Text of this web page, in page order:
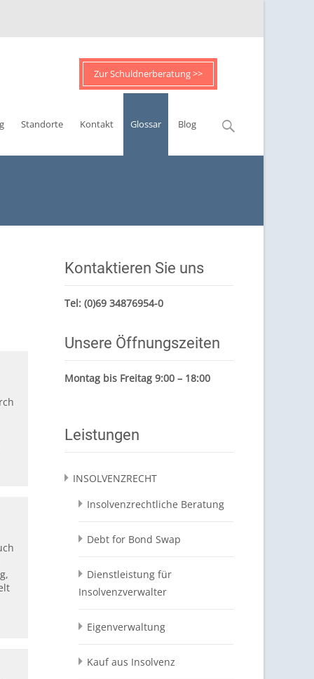
Standorte Kontakt
Zur Schuldnerberatung >>
Glossar Blog
Suchen
nach:
Kontaktieren Sie uns
Tel: (0)69 34876954-0
Unsere Öffnungszeiten
Montag bis Freitag 9:00 – 18:00
Leistungen
INSOLVENZRECHT
Insolvenzrechtliche Beratung
Debt for Bond Swap
Dienstleistung für
Insolvenzverwalter
Eigenverwaltung
Kauf aus Insolvenz